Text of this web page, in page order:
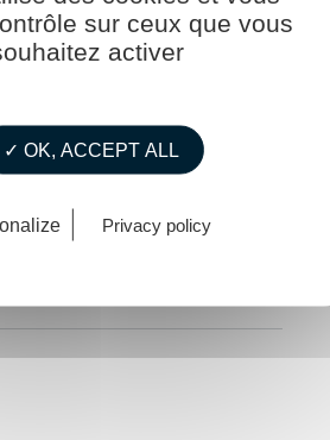
sur ceux que vous
activer
✓ OK, ACCEPT ALL
Privacy policy